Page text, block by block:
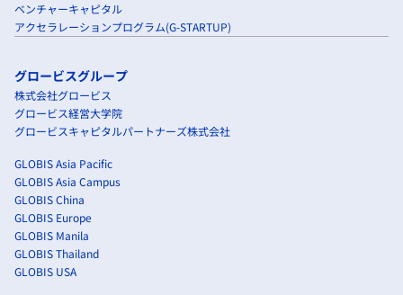
ベンチャーキャピタル
アクセラレーションプログラム(G-STARTUP)
グロービスグループ
株式会社グロービス
グロービス経営大学院
グロービスキャピタルパートナーズ株式会社
GLOBIS Asia Pacific
GLOBIS Asia Campus
GLOBIS China
GLOBIS Europe
GLOBIS Manila
GLOBIS Thailand
GLOBIS USA